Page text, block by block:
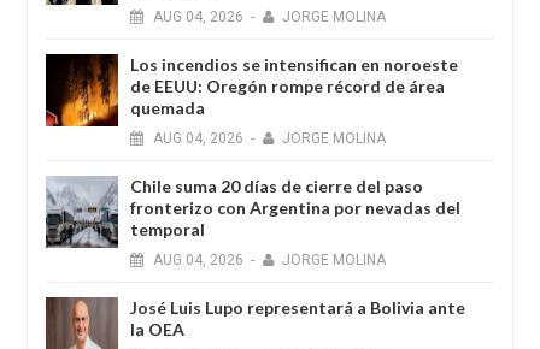
AUG 04, 2026 - JORGE MOLINA
Los incendios se intensifican en noroeste
de EEUU: Oregón rompe récord de área
quemada
AUG 04, 2026 - JORGE MOLINA
Chile suma 20 días de cierre del paso
fronterizo con Argentina por nevadas del
temporal
AUG 04, 2026 - JORGE MOLINA
José Luis Lupo representará a Bolivia ante
la OEA